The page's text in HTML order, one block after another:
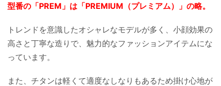
型番の「PREM」は「PREMIUM（プレミアム）」の略。
トレンドを意識したオシャレなモデルが多く、小顔効果の
高さと丁寧な造りで、魅力的なファッションアイテムにな
っています。
また、チタンは軽くて適度なしなりもあるため掛け心地が